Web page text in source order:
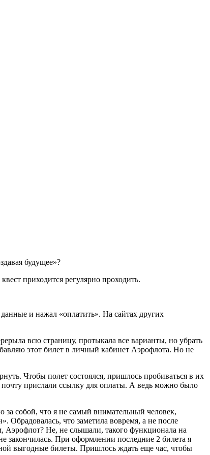
будущее»?
приходится регулярно проходить.
и нажал «оплатить». На сайтах других
всю страницу, протыкала все варианты, но убрать
этот билет в личный кабинет Аэрофлота. Но не
Чтобы полет состоялся, пришлось пробиваться в их
почту прислали ссылку для оплаты. А ведь можно было
собой, что я не самый внимательный человек,
что заметила вовремя, а не после
Аэрофлот? Не, не слышали, такого функционала на
закончилась. При оформлении последние 2 билета я
выгодные билеты. Пришлось ждать еще час, чтобы